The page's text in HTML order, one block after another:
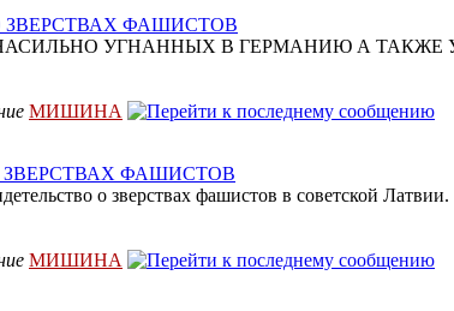
ЗВЕРСТВАХ ФАШИСТОВ
УГНАННЫХ В ГЕРМАНИЮ А
МИШИНА
ФАШИСТОВ
о зверствах фашистов в советской Латвии.
МИШИНА